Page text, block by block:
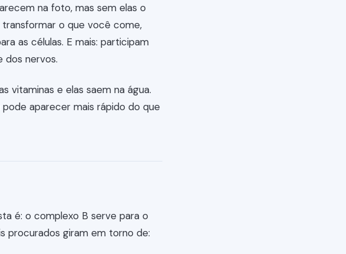
na foto, mas sem elas o
o que você come,
as células. E mais: participam
dos nervos.
vitaminas e elas saem na água.
aparecer mais rápido do que
é: o complexo B serve para o
procurados giram em torno de: